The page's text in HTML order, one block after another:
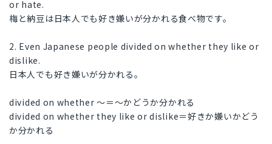
or hate.
梅と納豆は日本人でも好き嫌いが分かれる食べ物です。
2. Even Japanese people divided on whether they like or
dislike.
日本人でも好き嫌いが分かれる。
divided on whether 〜＝〜かどうか分かれる
divided on whether they like or dislike＝好きか嫌いかどう
か分かれる